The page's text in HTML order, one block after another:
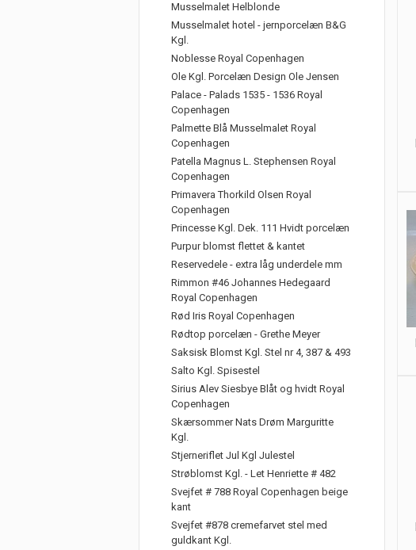
Musselmalet Helblonde
Musselmalet hotel - jernporcelæn B&G
Kgl.
Noblesse Royal Copenhagen
Ole Kgl. Porcelæn Design Ole Jensen
Palace - Palads 1535 - 1536 Royal
Copenhagen
Palmette Blå Musselmalet Royal
Copenhagen
Patella Magnus L. Stephensen Royal
Copenhagen
Primavera Thorkild Olsen Royal
Copenhagen
Princesse Kgl. Dek. 111 Hvidt porcelæn
Purpur blomst flettet & kantet
Reservedele - extra låg underdele mm
Rimmon #46 Johannes Hedegaard
Royal Copenhagen
Rød Iris Royal Copenhagen
Rødtop porcelæn - Grethe Meyer
Saksisk Blomst Kgl. Stel nr 4, 387 & 493
Salto Kgl. Spisestel
Sirius Alev Siesbye Blåt og hvidt Royal
Copenhagen
Skærsommer Nats Drøm Marguritte
Kgl.
Stjerneriflet Jul Kgl Julestel
Strøblomst Kgl. - Let Henriette # 482
Svejfet # 788 Royal Copenhagen beige
kant
Svejfet #878 cremefarvet stel med
guldkant Kgl.